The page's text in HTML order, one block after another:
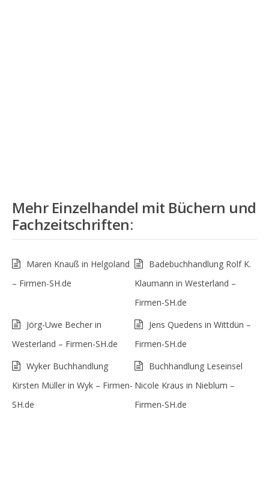
Mehr Einzelhandel mit Büchern und
Fachzeitschriften:
Maren Knauß in Helgoland
– Firmen-SH.de
Badebuchhandlung Rolf K.
Klaumann in Westerland –
Firmen-SH.de
Jörg-Uwe Becher in
Westerland – Firmen-SH.de
Jens Quedens in Wittdün –
Firmen-SH.de
Wyker Buchhandlung
Kirsten Müller in Wyk – Firmen-
SH.de
Buchhandlung Leseinsel
Nicole Kraus in Nieblum –
Firmen-SH.de